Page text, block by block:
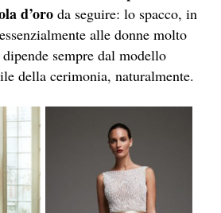
d’oro da seguire: lo spacco, in
alle donne molto
sempre dal modello
della cerimonia, naturalmente.